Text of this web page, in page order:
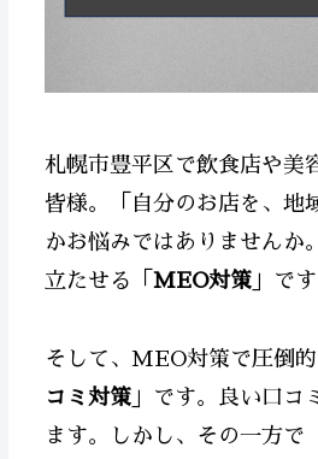
札幌市豊平区で飲食店や美
皆様。「自分のお店を、地
かお悩みではありませんか
立たせる「 MEO対策」です
そして、MEO対策で圧倒
コミ対策」です。良い口コ
ます。しかし、その一方で